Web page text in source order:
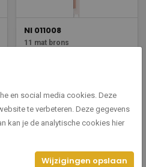
NI 011008
11 mat brons
Bekijken
en social media cookies. Deze
te verbeteren. Deze gegevens
kan je de analytische cookies hier
Wijzigingen opslaan